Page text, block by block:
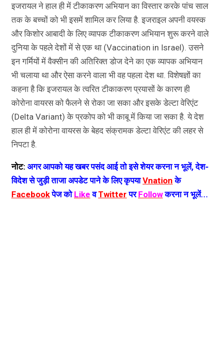
इजरायल ने हाल ही में टीकाकरण अभियान का विस्तार करके पांच साल
तक के बच्चों को भी इसमें शामिल कर लिया है. इजराइल अपनी वयस्क
और किशोर आबादी के लिए व्यापक टीकाकरण अभियान शुरू करने वाले
दुनिया के पहले देशों में से एक था (Vaccination in Israel). उसने
इन गर्मियों में वैक्सीन की अतिरिक्त डोज देने का एक व्यापक अभियान
भी चलाया था और ऐसा करने वाला भी वह पहला देश था. विशेषज्ञों का
कहना है कि इजरायल के त्वरित टीकाकरण प्रयासों के कारण ही
कोरोना वायरस को फैलने से रोका जा सका और इसके डेल्टा वेरिएंट
(Delta Variant) के प्रकोप को भी काबू में किया जा सका है. ये देश
हाल ही में कोरोना वायरस के बेहद संक्रामक डेल्टा वेरिएंट की लहर से
निपटा है.
नोट: अगर आपको यह खबर पसंद आई तो इसे शेयर करना न भूलें, देश-
विदेश से जुड़ी ताजा अपडेट पाने के लिए कृपयाVnation के
Facebookपेज को Like वTwitter परFollowकरना न भूलें...